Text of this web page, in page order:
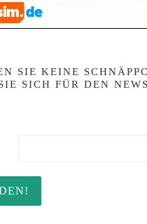
SIE KEINE
SICH FÜR DEN